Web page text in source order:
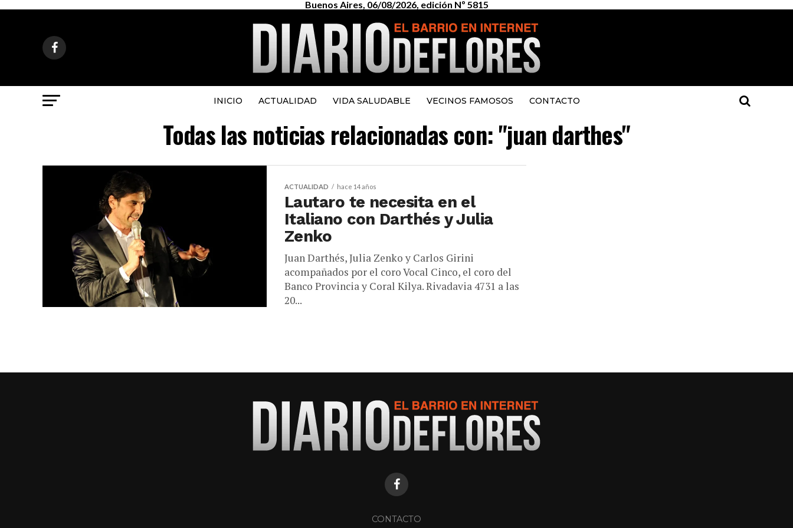
Buenos Aires, 06/08/2026, edición Nº 5815
INICIO ACTUALIDAD VIDA SALUDABLE VECINOS FAMOSOS CONTACTO
Todas las noticias relacionadas con: "juan darthes"
ACTUALIDAD hace 14 años
Lautaro te necesita en el
Italiano con Darthés y Julia
Zenko
Juan Darthés, Julia Zenko y Carlos Girini
acompañados por el coro Vocal Cinco, el coro del
Banco Provincia y Coral Kilya. Rivadavia 4731 a las
20...
CONTACTO